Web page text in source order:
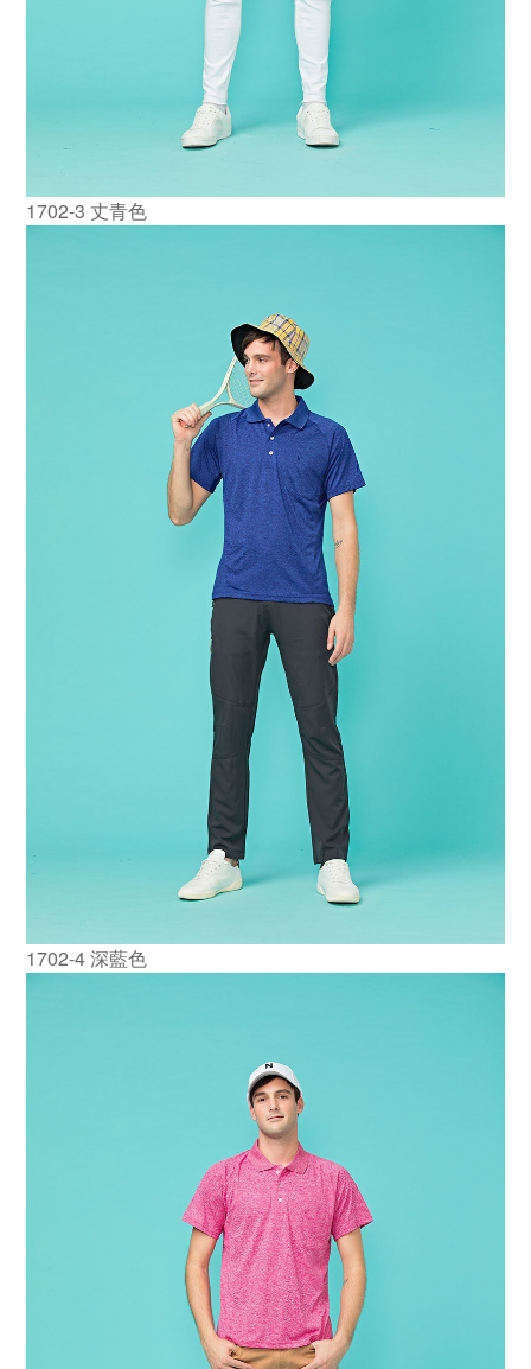
1702-3 丈青色
1702-4 深藍色